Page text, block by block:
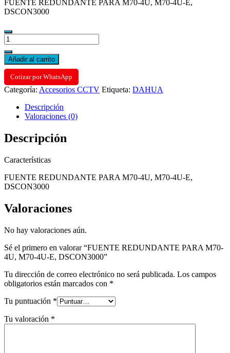
FUENTE REDUNDANTE PARA M70-4U, M70-4U-E,
DSCON3000
FUENTE
REDUNDANTE
PARA
M70-
4U,
M70-
4U-
DSCON3000
cantidad
Añadir al carrito
Cotizar por WhatsApp
Categoría: Accesorios CCTV Etiqueta: DAHUA
Descripción
Valoraciones (0)
Descripción
Características
FUENTE REDUNDANTE PARA M70-4U, M70-4U-E,
DSCON3000
Valoraciones
No hay valoraciones aún.
Sé el primero en valorar “FUENTE REDUNDANTE PARA M70-
4U, M70-4U-E, DSCON3000”
Tu dirección de correo electrónico no será publicada. Los campos
obligatorios están marcados con *
Tu puntuación *
Tu valoración *